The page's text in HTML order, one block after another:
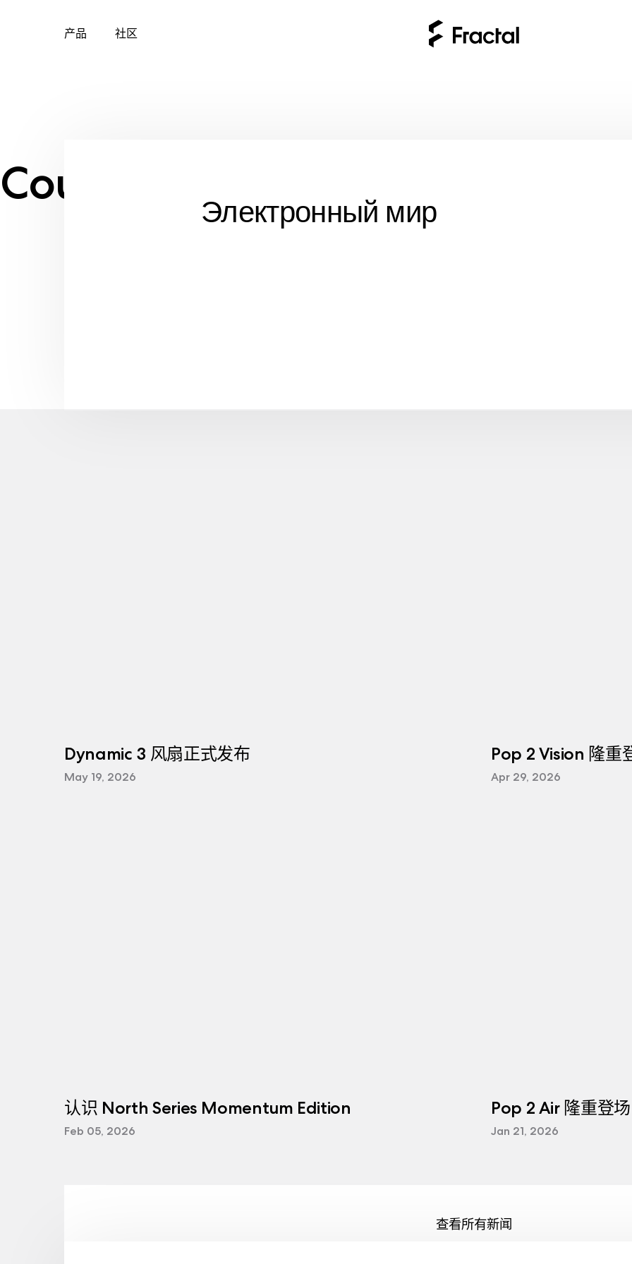
产品 社区
Country:
Электронный мир
Dynamic 3 风扇正式发布
May 19, 2026
Pop 2 Vision 隆重
Apr 29, 2026
认识 North Series Momentum Edition
Feb 05, 2026
Pop 2 Air 隆重登场
Jan 21, 2026
查看所有新闻